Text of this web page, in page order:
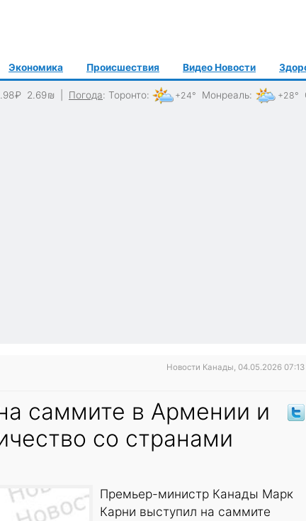
Экономика Происшествия Видео Новости
₽ 2.69₪ Погода: Торонто: +24° Монреаль: +28°
Новости Канады, 04.05.2026 07:13
саммите в Армении и
со странами
Премьер-министр Канады Марк
Карни выступил на саммите